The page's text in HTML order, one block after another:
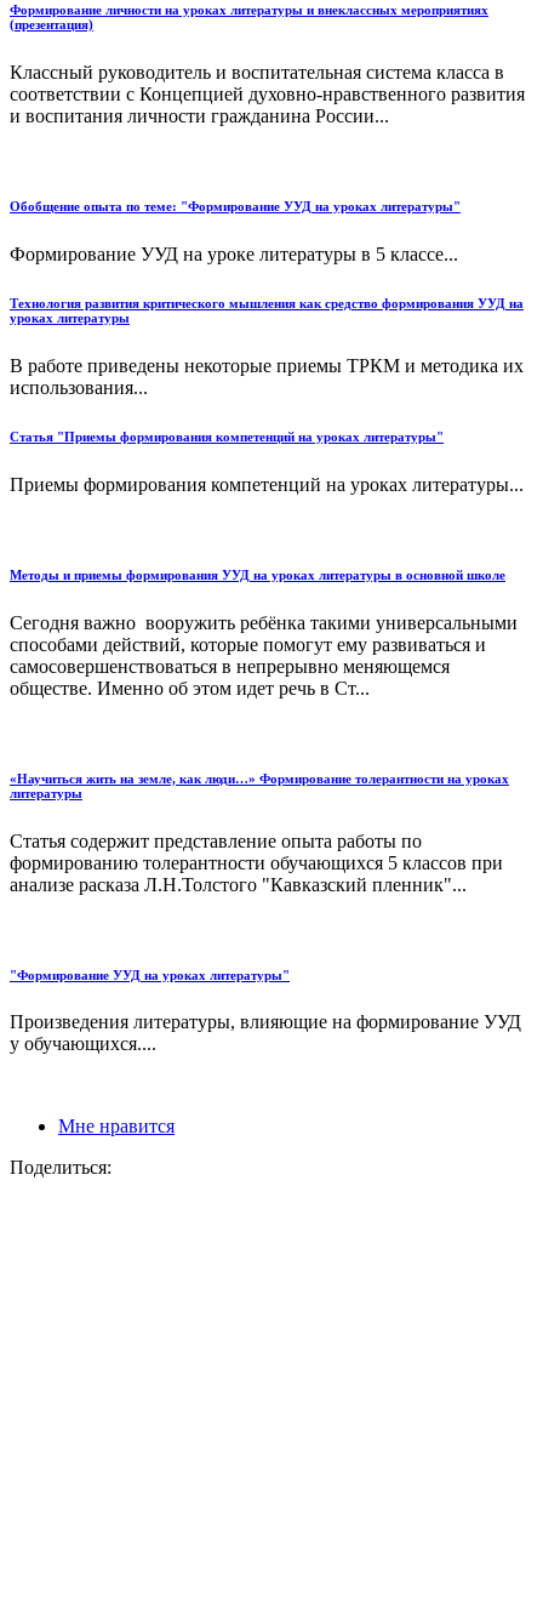
Формирование личности на уроках литературы и внеклассных мероприятиях
(презентация)
Классный руководитель и воспитательная система класса в
соответствии с Концепцией духовно-нравственного развития
и воспитания личности гражданина России...
Обобщение опыта по теме: "Формирование УУД на уроках литературы"
Формирование УУД на уроке литературы в 5 классе...
Технология развития критического мышления как средство формирования УУД на
уроках литературы
В работе приведены некоторые приемы ТРКМ и методика их
использования...
Статья "Приемы формирования компетенций на уроках литературы"
Приемы формирования компетенций на уроках литературы...
Методы и приемы формирования УУД на уроках литературы в основной школе
Сегодня важно вооружить ребёнка такими универсальными
способами действий, которые помогут ему развиваться и
самосовершенствоваться в непрерывно меняющемся
обществе. Именно об этом идет речь в Ст...
«Научиться жить на земле, как люди…» Формирование толерантности на уроках
литературы
Статья содержит представление опыта работы по
формированию толерантности обучающихся 5 классов при
анализе расказа Л.Н.Толстого "Кавказский пленник"...
"Формирование УУД на уроках литературы"
Произведения литературы, влияющие на формирование УУД
у обучающихся....
Мне нравится
Поделиться: